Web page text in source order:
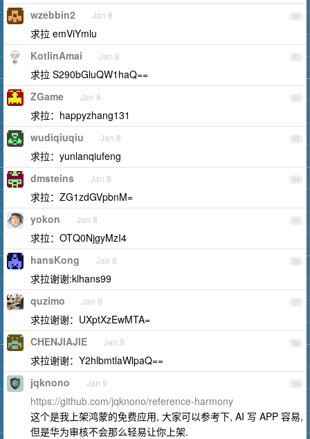
50
wzebbin2 Jan 8
求拉 emViYmlu
51
KotlinAmai Jan 8
求拉 S290bGluQW1haQ==
52
ZGame Jan 8
求拉：happyzhang131
53
wudiqiuqiu Jan 8
求拉：yunlanqiufeng
54
dmsteins Jan 8
求拉：ZG1zdGVpbnM=
55
yokon Jan 8
求拉：OTQ0NjgyMzI4
56
hansKong Jan 8
求拉谢谢:klhans99
57
quzimo Jan 9
求拉谢谢：UXptXzEwMTA=
58
CHENJIAJIE Jan 9
求拉谢谢：Y2hlbmtlaWlpaQ==
59
jqknono Jan 9
https://github.com/jqknono/reference-harmony
这个是我上架鸿蒙的免费应用, 大家可以参考下, AI 写 APP 容易,
但是华为审核不会那么轻易让你上架.